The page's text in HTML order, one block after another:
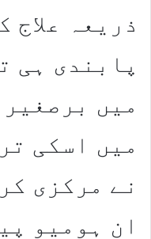
ذریعہ علاج
پابندی ہی
میں
میں اسکی
نے مرکزی
ان ہومیو